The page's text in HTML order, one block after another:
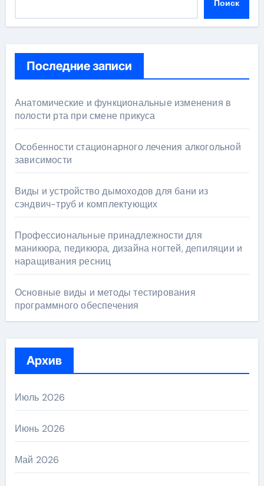
Поиск
Последние записи
Анатомические и функциональные изменения в
полости рта при смене прикуса
Особенности стационарного лечения алкогольной
зависимости
Виды и устройство дымоходов для бани из
сэндвич-труб и комплектующих
Профессиональные принадлежности для
маникюра, педикюра, дизайна ногтей, депиляции и
наращивания ресниц
Основные виды и методы тестирования
программного обеспечения
Архив
Июль 2026
Июнь 2026
Май 2026